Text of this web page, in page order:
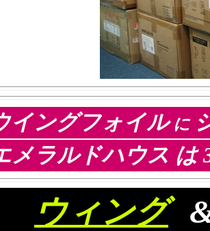
イングフォイルに
メラルドハウス は
ウィング